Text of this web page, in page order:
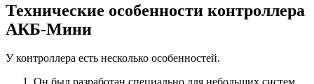
Технические особенности контроллера
АКБ-Мини
У контроллера есть несколько особенностей.